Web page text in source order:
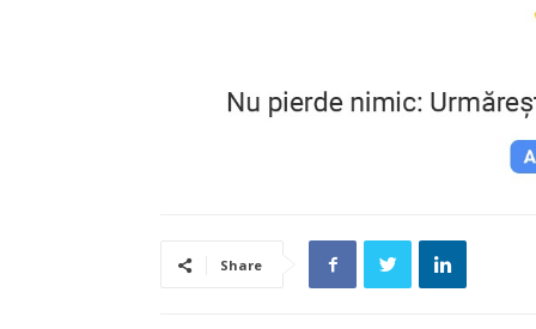
Share